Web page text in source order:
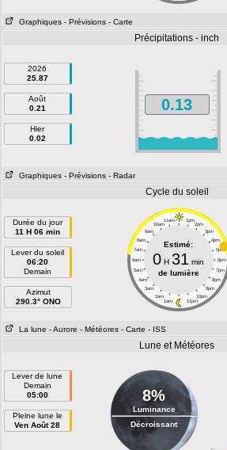
Graphiques - Prévisions - Carte
Précipitations - inch
2026
25.87
Août
0.21
Hier
0.02
0.13
Graphiques - Prévisions - Radar
Cycle du soleil
Durée du jour
11 H 06 min
Lever du soleil
06:20
Demain
Azimut
290.3° ONO
11am 1pm
10am 2pm
9am 3pm
8am 4pm
7am 5pm
6am 6pm
5am 7pm
4am 8pm
3am 9pm
2am 10pm
1am 11pm
Estimé:
0 H 31 min
de lumière
La lune - Aurore - Météores - Carte - ISS
Lune et Météores
Lever de lune
Demain
05:00
Pleine lune le
Ven Août 28
8%
Luminance
Décroissant